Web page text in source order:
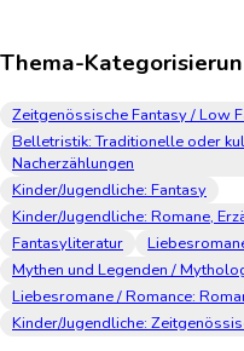
Thema-
Zeitgenössische Fantasy / Low
Belletristik: Traditionelle oder
Nacherzählungen
Kinder/Jugendliche: Fantasy
Kinder/Jugendliche: Romane,
Fantasyliteratur
Mythen und Legenden /
Liebesromane / Romance:
Kinder/Jugendliche: